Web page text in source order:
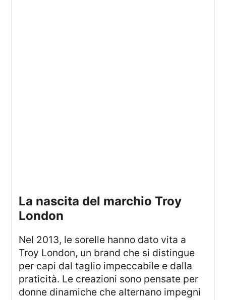
la nascita del marchio Troy
London
Nel 2013, le sorelle hanno dato vita a
Troy London, un brand che si distingue
per capi dal taglio impeccabile e dalla
praticità. Le creazioni sono pensate per
donne dinamiche che alternano impegni